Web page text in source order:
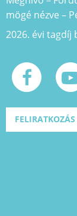
mögé nézve –
2026. évi tagdíj